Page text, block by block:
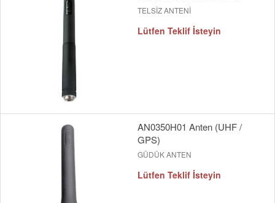
TELSİZ ANTENİ
Lütfen Teklif İsteyin
AN0350H01 Anten (UHF /
GPS)
GÜDÜK ANTEN
Lütfen Teklif İsteyin